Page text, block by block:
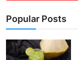
Popular Posts